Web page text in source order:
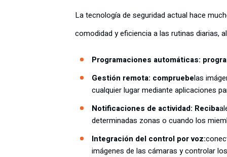
La tecnología de seguridad actual hace
comodidad y eficiencia a las rutinas diarias,
Programaciones automáticas:
Gestión remota: compruebelas
cualquier lugar mediante aplicaciones
Notificaciones de actividad: Reciba
determinadas zonas o cuando los
Integración del control por voz:
imágenes de las cámaras y controlar